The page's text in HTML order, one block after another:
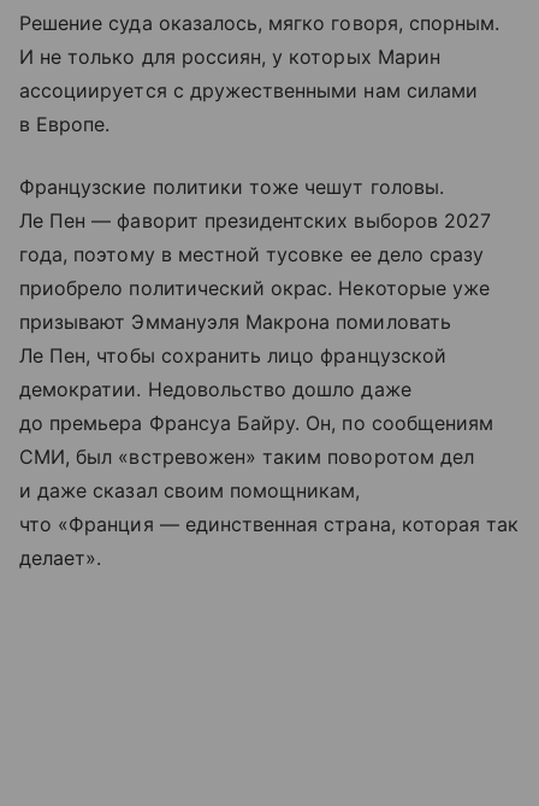
Решение суда оказалось, мягко говоря, спорным.
И не только для россиян, у которых Марин
ассоциируется с дружественными нам силами
в Европе.
Французские политики тоже чешут головы.
Ле Пен — фаворит президентских выборов 2027
года, поэтому в местной тусовке ее дело сразу
приобрело политический окрас. Некоторые уже
призывают Эммануэля Макрона помиловать
Ле Пен, чтобы сохранить лицо французской
демократии. Недовольство дошло даже
до премьера Франсуа Байру. Он, по сообщениям
СМИ, был «встревожен» таким поворотом дел
и даже сказал своим помощникам,
что «Франция — единственная страна, которая так
делает».